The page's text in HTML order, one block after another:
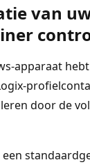
van
apparaat
door de
een